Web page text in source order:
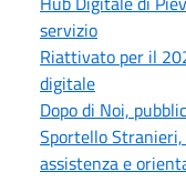
servizio
Riattivato per il
digitale
Dopo di Noi,
Sportello
assistenza e